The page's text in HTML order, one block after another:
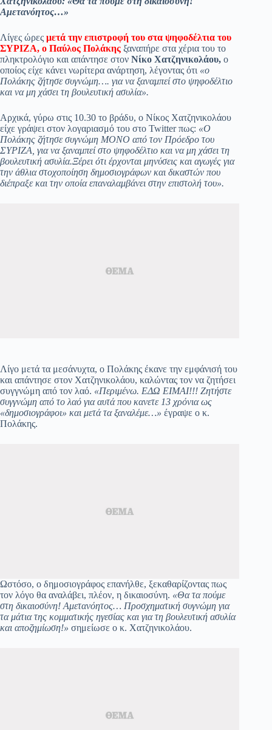
ok A
pp
a
m
ge
στ
εί
τε
Αμετανόητος…»
Λίγες ώρες μετά την επιστροφή του στα ψηφοδέλτια του
ΣΥΡΙΖΑ, ο Παύλος Πολάκης ξαναπήρε στα χέρια του το
πληκτρολόγιο και απάντησε στον Νίκο Χατζηνικολάου, ο
οποίος είχε κάνει νωρίτερα ανάρτηση, λέγοντας ότι «ο
Πολάκης ζήτησε συγνώμη…. για να ξαναμπεί στο ψηφοδέλτιο
και να μη χάσει τη βουλευτική ασυλία».
Αρχικά, γύρω στις 10.30 το βράδυ, ο Νίκος Χατζηνικολάου
είχε γράψει στον λογαριασμό του στο Twitter πως: «Ο
Πολάκης ζήτησε συγνώμη ΜΟΝΟ από τον Πρόεδρο του
ΣΥΡΙΖΑ, για να ξαναμπεί στο ψηφοδέλτιο και να μη χάσει τη
βουλευτική ασυλία.Ξέρει ότι έρχονται μηνύσεις και αγωγές για
την άθλια στοχοποίηση δημοσιογράφων και δικαστών που
διέπραξε και την οποία επαναλαμβάνει στην επιστολή του».
Λίγο μετά τα μεσάνυχτα, ο Πολάκης έκανε την εμφάνισή του
και απάντησε στον Χατζηνικολάου, καλώντας τον να ζητήσει
συγγνώμη από τον λαό. «Περιμένω. ΕΔΩ ΕΙΜΑΙ!!! Ζητήστε
συγγνώμη από το λαό για αυτά που κανετε 13 χρόνια ως
«δημοσιογράφοι» και μετά τα ξαναλέμε…» έγραψε ο κ.
Πολάκης.
Ωστόσο, ο δημοσιογράφος επανήλθε, ξεκαθαρίζοντας πως
τον λόγο θα αναλάβει, πλέον, η δικαιοσύνη. «Θα τα πούμε
στη δικαιοσύνη! Αμετανόητος… Προσχηματική συγνώμη για
τα μάτια της κομματικής ηγεσίας και για τη βουλευτική ασυλία
και αποζημίωση!» σημείωσε ο κ. Χατζηνικολάου.